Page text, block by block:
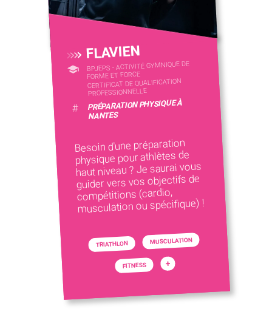
FLAVIEN
BPJEPS - ACTIVITÉ GYMNIQUE DE
FORME ET FORCE
CERTIFICAT DE QUALIFICATION
PROFESSIONNELLE
# PRÉPARATION PHYSIQUE À
NANTES
Besoin d'une préparation
physique pour athlètes de
haut niveau ? Je saurai vous
guider vers vos objectifs de
compétitions (cardio,
musculation ou spécifique) !
TRIATHLON MUSCULATION
FITNESS +